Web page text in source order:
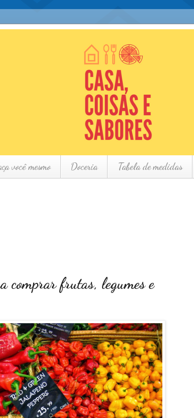
você mesmo Doceria Tabela de medidas
comprar frutas, legumes e